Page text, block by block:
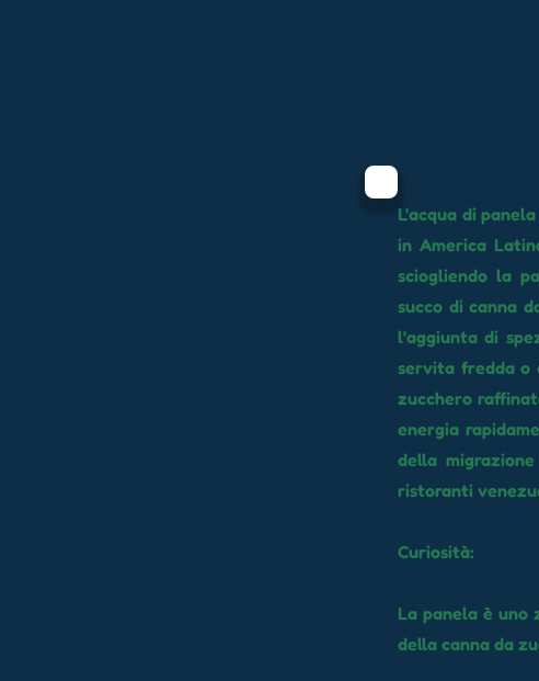
L'acqua di
in America
sciogliendo la
succo di canna
l'aggiunta di
servita fredda o
zucchero
energia
della
ristoranti
Curiosità:
La panela è uno
della canna da